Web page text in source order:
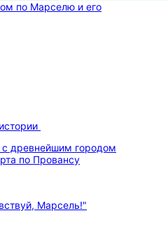
с древнейшим городом
по Провансу